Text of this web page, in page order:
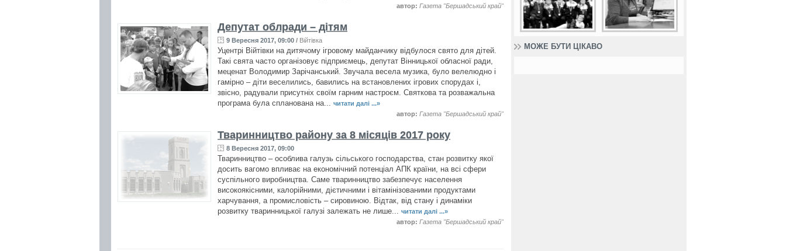
автор: Газета "Бершадський край"
Депутат облради – дітям
9 Вересня 2017, 09:00 / Війтівка
Уцентрі Війтівки на дитячому ігровому майданчику відбулося свято для дітей.
Такі свята часто організовує підприємець, депутат Вінницької обласної ради,
меценат Володимир Зарічанський. Звучала весела музика, було велелюдно і
гамірно – діти веселились, бавились на встановлених ігрових спорудах і,
звісно, радували присутніх своїм гарним настроєм. Святкова та розважальна
програма була спланована на...
читати далі ...»
автор: Газета "Бершадський край"
Тваринництво району за 8 місяців 2017 року
8 Вересня 2017, 09:00
Тваринництво – особлива галузь сільського господарства, стан розвитку якої
досить вагомо впливає на економічний потенціал АПК країни, на всі сфери
суспільного виробництва. Саме тваринництво забезпечує населення
високоякісними, калорійними, дієтичними і вітамінізованими продуктами
харчування, а промисловість – сировиною. Відтак, від стану і динаміки
розвитку тваринницької галузі залежать не лише...
читати далі ...»
автор: Газета "Бершадський край"
МОЖЕ БУТИ ЦІКАВО